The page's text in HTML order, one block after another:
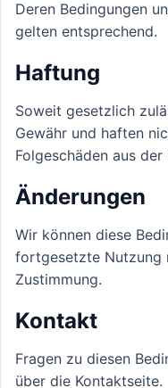
Deren Bedingungen
gelten entsprechend.
Haftung
Soweit gesetzlich
Gewähr und haften
Folgeschäden aus
Änderungen
Wir können diese
fortgesetzte Nutzung
Zustimmung.
Kontakt
Fragen zu diesen
über die Kontaktseite.